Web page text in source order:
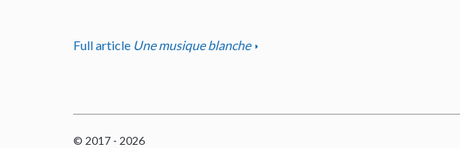
Full article Une musique blanche
© 2017 - 2026